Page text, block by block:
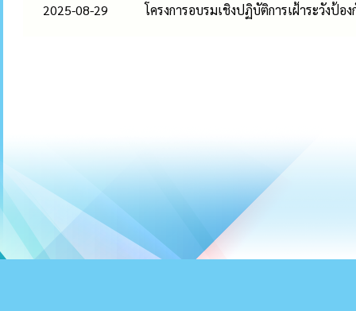
2025-08-29
โครงการอบรมเชิงปฏิบัติการเฝ้าระวังป้